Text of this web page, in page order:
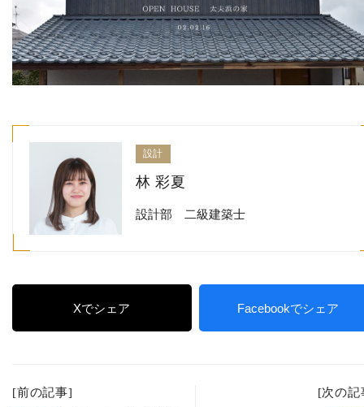
設計
林 彩夏
設計部 二級建築士
Xでシェア Facebookでシェア
[前の記事] [次の記